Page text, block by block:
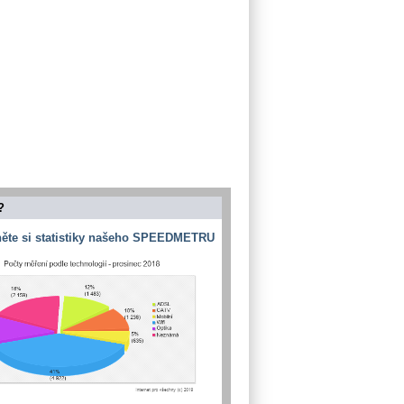
si statistiky našeho SPEEDMETRU